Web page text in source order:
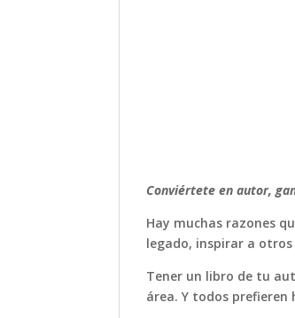
Conviértete en autor,
Hay muchas razones
legado, inspirar a
Tener un libro de tu
área. Y todos prefieren